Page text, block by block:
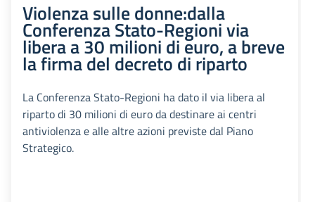
Violenza sulle donne:dalla
Conferenza Stato-Regioni via
libera a 30 milioni di euro, a breve
la firma del decreto di riparto
La Conferenza Stato-Regioni ha dato il via libera al
riparto di 30 milioni di euro da destinare ai centri
antiviolenza e alle altre azioni previste dal Piano
Strategico.